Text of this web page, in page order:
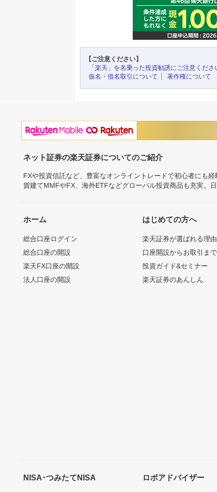
【ご注意ください】
「楽天」を名乗った投資勧誘にご注意くださ
仮名・借名取引について
著作権について
ネット証券の楽天証券についてのご紹介
FXや投資信託など、豊富なオンライントレードで初心者にも
貨建てMMFやFX、海外ETFなどグローバル投資商品も充実。
ホーム
総合口座ログイン
総合口座の開設
楽天FX口座の開設
法人口座の開設
はじめての方へ
楽天証券が選ばれる理由
口座開設からお取引ま
投資ガイド&セミナー
楽天証券のあんしん
NISA･つみたてNISA ロボアドバイザー